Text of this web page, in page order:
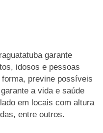
garante
idosos e pessoas
previne possíveis
a vida e saúde
em locais com altura
entre outros.